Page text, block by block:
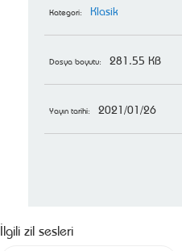
Kategori: Klasik
Dosya boyutu: 281.55 KB
Yayın tarihi: 2021/01/26
İlgili zil sesleri